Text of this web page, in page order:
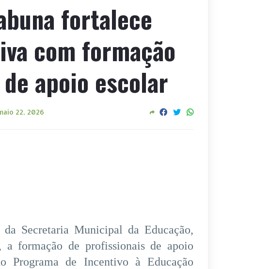
fortalece
com formação
apoio escolar
22, 2026
Secretaria Municipal da Educação,
formação de profissionais de apoio
Programa de Incentivo à Educação